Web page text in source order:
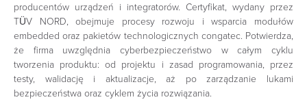
producentów urządzeń i integratorów. Certyfikat, wydany przez
TÜV NORD, obejmuje procesy rozwoju i wsparcia modułów
embedded oraz pakietów technologicznych congatec. Potwierdza,
że firma uwzględnia cyberbezpieczeństwo w całym cyklu
tworzenia produktu: od projektu i zasad programowania, przez
testy, walidację i aktualizacje, aż po zarządzanie lukami
bezpieczeństwa oraz cyklem życia rozwiązania.